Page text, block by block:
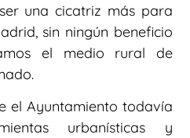
una cicatriz más para
sin ningún beneficio
el medio rural de
el Ayuntamiento todavía
urbanísticas y